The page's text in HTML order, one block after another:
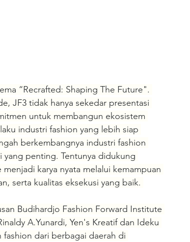
“Recrafted: Shaping The Future".
JF3 tidak hanya sekedar presentasi
untuk membangun ekosistem
industri fashion yang lebih siap
berkembangnya industri fashion
yang penting. Tentunya didukung
karya nyata melalui kemampuan
serta kualitas eksekusi yang baik.
Budihardjo Fashion Forward Institute
A.Yunardi, Yen's Kreatif dan Ideku
fashion dari berbagai daerah di